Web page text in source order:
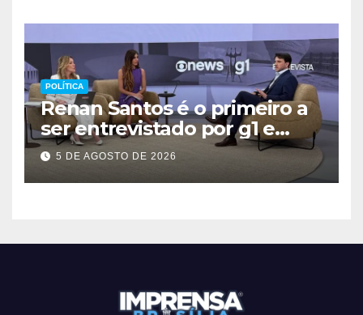
POLÍTICA
Renan Santos é o primeiro a
ser entrevistado por g1 e
GloboNews
5 DE AGOSTO DE 2026